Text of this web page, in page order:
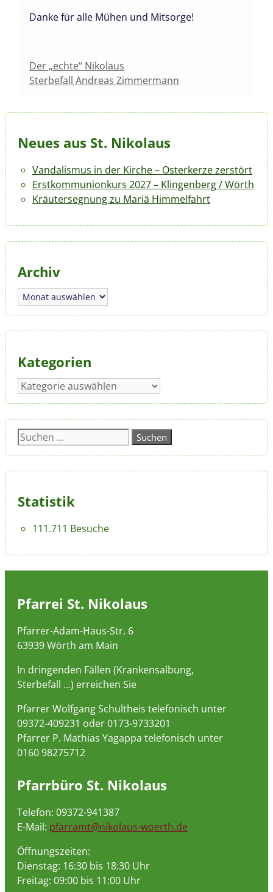
Danke für alle Mühen und Mitsorge!
Der „echte“ Nikolaus
Sterbefall Andreas Zimmermann
Neues aus St. Nikolaus
Vandalismus in der Kirche – Osterkerze zerstört
Erstkommunionkurs 2027 – Klingenberg / Wörth
Kräutersegnung zu Mariä Himmelfahrt
Archiv
Archiv
Kategorien
Kategorien
Suchen
nach:
Statistik
111.711 Besuche
Pfarrei St. Nikolaus
Pfarrer-Adam-Haus-Str. 6
63939 Wörth am Main
In dringenden Fällen (Krankensalbung,
Sterbefall …) erreichen Sie
Pfarrer Wolfgang Schultheis telefonisch unter
09372-409231 oder 0173-9733201
Pfarrer P. Mathias Yagappa telefonisch unter
0160 98275712
Pfarrbüro St. Nikolaus
Telefon: 09372-941387
E-Mail: pfarramt@nikolaus-woerth.de
Öffnungszeiten:
Dienstag: 16:30 bis 18:30 Uhr
Freitag: 09:00 bis 11:00 Uhr